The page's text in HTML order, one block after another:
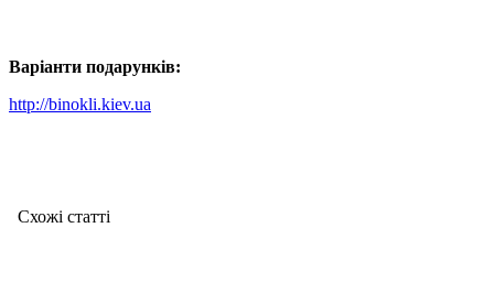
Варіанти подарунків:
http://binokli.kiev.ua
Схожі статтi